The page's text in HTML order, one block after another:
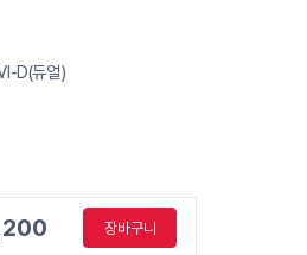
D(듀얼)
장바구니